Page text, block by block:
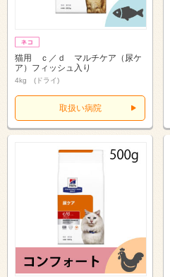
猫用 ｃ／ｄ マルチケア（尿ケ
ア）フィッシュ入り
4kg (ドライ)
取扱い病院